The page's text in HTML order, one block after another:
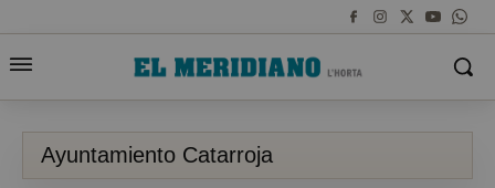
Ayuntamiento Catarroja